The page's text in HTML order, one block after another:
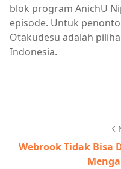
blok program AnichU
episode. Untuk
Otakudesu adalah
Indonesia.
Webrook Tidak Bisa